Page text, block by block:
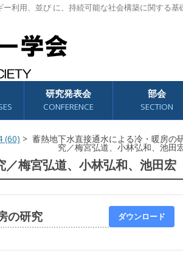
利用、並び に、持続可能な社会構築に関する
研究発表会
CONFERENCE
部会
SECTION
(60) > 蓄熱地下水直接通水による冷・暖房の
究／梅宮弘道、小林弘和、池田
梅宮弘道、小林弘和、池田宏
の研究 ダウンロード